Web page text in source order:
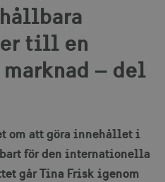
till en
– del
om att göra innehållet i
för den internationella
går Tina Frisk igenom